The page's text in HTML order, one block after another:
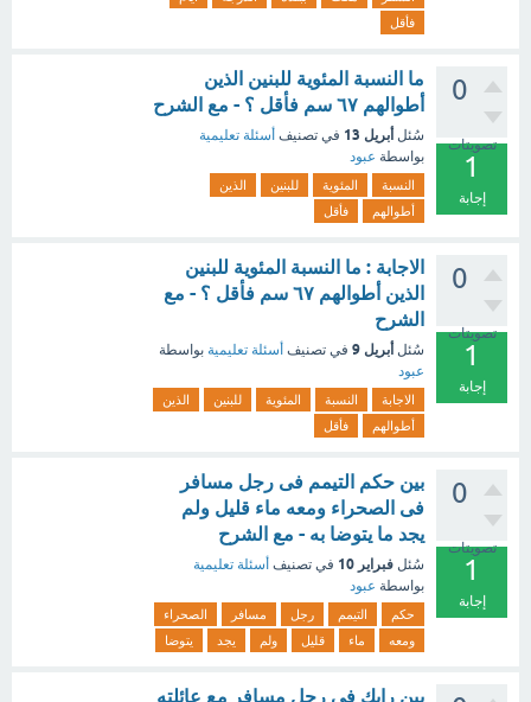
فأقل
0
تصويتات
1
إجابة
ما النسبة المئوية للبنين الذين
أطوالهم ٦٧ سم فأقل ؟ - مع الشرح
سُئل أبريل 13 في تصنيف أسئلة تعليمية
بواسطة عبود
النسبة المئوية للبنين
الذين
أطوالهم
فأقل
0
تصويتات
1
إجابة
الاجابة : ما النسبة المئوية للبنين
الذين أطوالهم ٦٧ سم فأقل ؟ - مع
الشرح
سُئل أبريل 9 في تصنيف أسئلة تعليمية بواسطة
عبود
الاجابة النسبة المئوية للبنين
الذين
أطوالهم
فأقل
0
تصويتات
1
إجابة
بين حكم التيمم فى رجل مسافر
فى الصحراء ومعه ماء قليل ولم
يجد ما يتوضا به - مع الشرح
سُئل فبراير 10 في تصنيف أسئلة تعليمية
بواسطة عبود
حكم التيمم رجل مسافر
الصحراء
ومعه
ماء قليل ولم يجد يتوضا
بين رايك فى رجل مسافر مع عائلته